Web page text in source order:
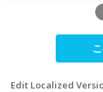
Edit Localized